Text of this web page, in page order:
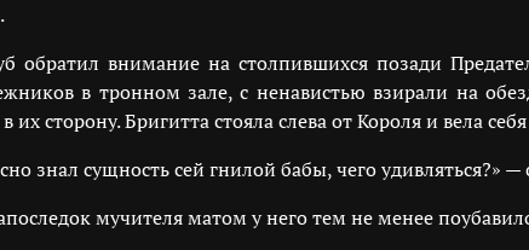
обратил внимание на столпившихся позади
в тронном зале, с ненавистью взирали на
их сторону. Бригитта стояла слева от Короля и вела
знал сущность сей гнилой бабы, чего удивляться?»
мучителя матом у него тем не менее